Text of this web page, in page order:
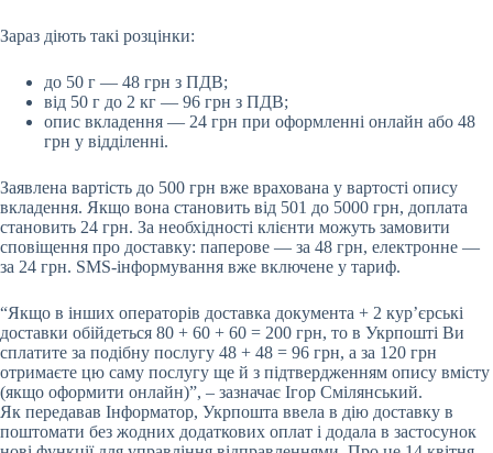
Зараз діють такі розцінки:
до 50 г — 48 грн з ПДВ;
від 50 г до 2 кг — 96 грн з ПДВ;
опис вкладення — 24 грн при оформленні онлайн або 48
грн у відділенні.
Заявлена вартість до 500 грн вже врахована у вартості опису
вкладення. Якщо вона становить від 501 до 5000 грн, доплата
становить 24 грн. За необхідності клієнти можуть замовити
сповіщення про доставку: паперове — за 48 грн, електронне —
за 24 грн. SMS-інформування вже включене у тариф.
“Якщо в інших операторів доставка документа + 2 кур’єрські
доставки обійдеться 80 + 60 + 60 = 200 грн, то в Укрпошті Ви
сплатите за подібну послугу 48 + 48 = 96 грн, а за 120 грн
отримаєте цю саму послугу ще й з підтвердженням опису вмісту
(якщо оформити онлайн)”, – зазначає Ігор Смілянський.
Як передавав Інформатор, Укрпошта ввела в дію доставку в
поштомати без жодних додаткових оплат і додала в застосунок